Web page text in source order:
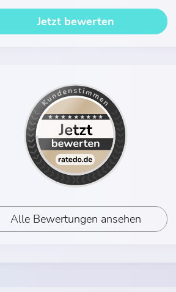
Jetzt bewerten
Alle Bewertungen ansehen